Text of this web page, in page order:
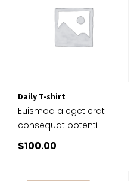
$170.00.$140.00.
Daily T-shirt
Euismod a eget erat
consequat potenti
$100.00